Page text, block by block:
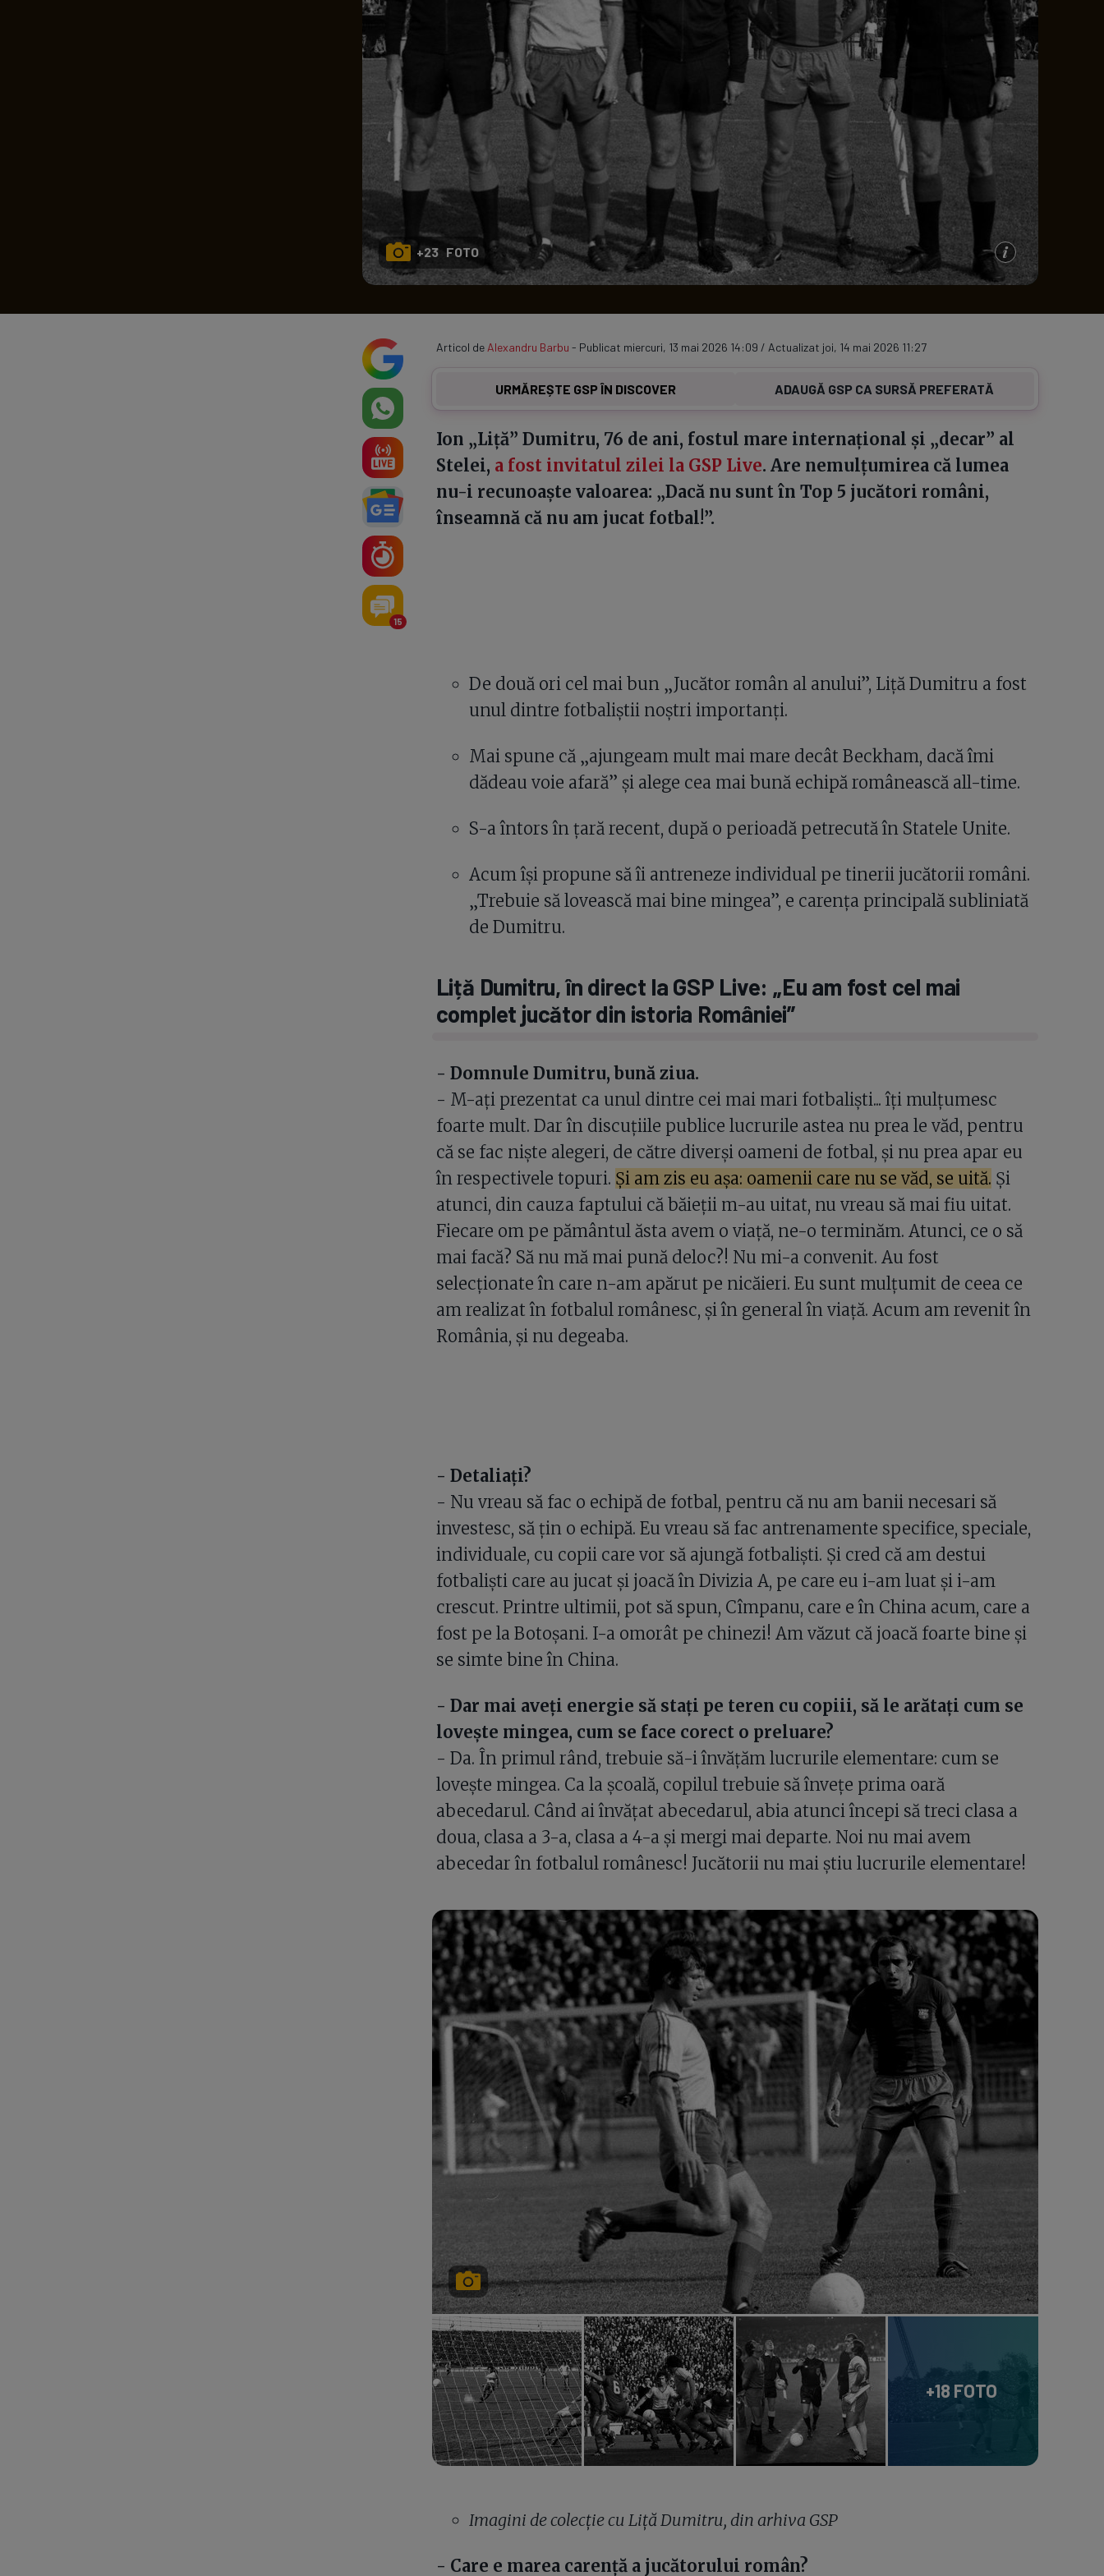
Serie A
Meciuri Clasament
Program TV
+23 FOTO
15
Articol de Alexandru Barbu - Publicat miercuri, 13 mai 2026 14:09 / Actualizat joi, 14 mai 2026 11:27
URMĂREȘTE GSP ÎN DISCOVER ADAUGĂ GSP CA SURSĂ PREFERATĂ
Ion „Liță” Dumitru, 76 de ani, fostul mare internațional și „decar” al
Stelei, a fost invitatul zilei la GSP Live. Are nemulțumirea că lumea
nu-i recunoaște valoarea: „Dacă nu sunt în Top 5 jucători români,
înseamnă că nu am jucat fotbal!”.
De două ori cel mai bun „Jucător român al anului”, Liță Dumitru a fost
unul dintre fotbaliștii noștri importanți.
Mai spune că „ajungeam mult mai mare decât Beckham, dacă îmi
dădeau voie afară” și alege cea mai bună echipă românească all-time.
S-a întors în țară recent, după o perioadă petrecută în Statele Unite.
Acum își propune să îi antreneze individual pe tinerii jucătorii români.
„Trebuie să lovească mai bine mingea”, e carența principală subliniată
de Dumitru.
Liță Dumitru, în direct la GSP Live: „Eu am fost cel mai
complet jucător din istoria României”
- Domnule Dumitru, bună ziua.
- M-ați prezentat ca unul dintre cei mai mari fotbaliști... îți mulțumesc
foarte mult. Dar în discuțiile publice lucrurile astea nu prea le văd, pentru
că se fac niște alegeri, de către diverși oameni de fotbal, și nu prea apar eu
în respectivele topuri. Și am zis eu așa: oamenii care nu se văd, se uită. Și
atunci, din cauza faptului că băieții m-au uitat, nu vreau să mai fiu uitat.
Fiecare om pe pământul ăsta avem o viață, ne-o terminăm. Atunci, ce o să
mai facă? Să nu mă mai pună deloc?! Nu mi-a convenit. Au fost
selecționate în care n-am apărut pe nicăieri. Eu sunt mulțumit de ceea ce
am realizat în fotbalul românesc, și în general în viață. Acum am revenit în
România, și nu degeaba.
- Detaliați?
- Nu vreau să fac o echipă de fotbal, pentru că nu am banii necesari să
investesc, să țin o echipă. Eu vreau să fac antrenamente specifice, speciale,
individuale, cu copii care vor să ajungă fotbaliști. Și cred că am destui
fotbaliști care au jucat și joacă în Divizia A, pe care eu i-am luat și i-am
crescut. Printre ultimii, pot să spun, Cîmpanu, care e în China acum, care a
fost pe la Botoșani. I-a omorât pe chinezi! Am văzut că joacă foarte bine și
se simte bine în China.
- Dar mai aveți energie să stați pe teren cu copiii, să le arătați cum se
lovește mingea, cum se face corect o preluare?
- Da. În primul rând, trebuie să-i învățăm lucrurile elementare: cum se
lovește mingea. Ca la școală, copilul trebuie să învețe prima oară
abecedarul. Când ai învățat abecedarul, abia atunci începi să treci clasa a
doua, clasa a 3-a, clasa a 4-a și mergi mai departe. Noi nu mai avem
abecedar în fotbalul românesc! Jucătorii nu mai știu lucrurile elementare!
+18 FOTO
Imagini de colecție cu Liță Dumitru, din arhiva GSP
- Care e marea carență a jucătorului român?